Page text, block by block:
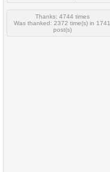
Thanks: 4744 times
Was thanked: 2372 time(s) in 1741
post(s)